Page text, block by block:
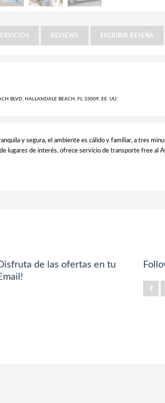
REVIEWS ESCRIBIR RESEÑA
BLVD, HALLANDALE BEACH, FL 33009, EE. UU.
y segura, el ambiente es cálido y familiar, a tres
lugares de interés, ofrece servicio de transporte free al
de las ofertas en tu